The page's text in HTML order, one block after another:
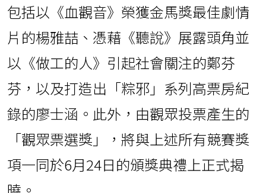
包括以《血觀音》榮獲金馬獎最佳劇情
片的楊雅喆、憑藉《聽說》展露頭角並
以《做工的人》引起社會關注的鄭芬
芬，以及打造出「粽邪」系列高票房紀
錄的廖士涵。此外，由觀眾投票產生的
「觀眾票選獎」，將與上述所有競賽獎
項一同於6月24日的頒獎典禮上正式揭